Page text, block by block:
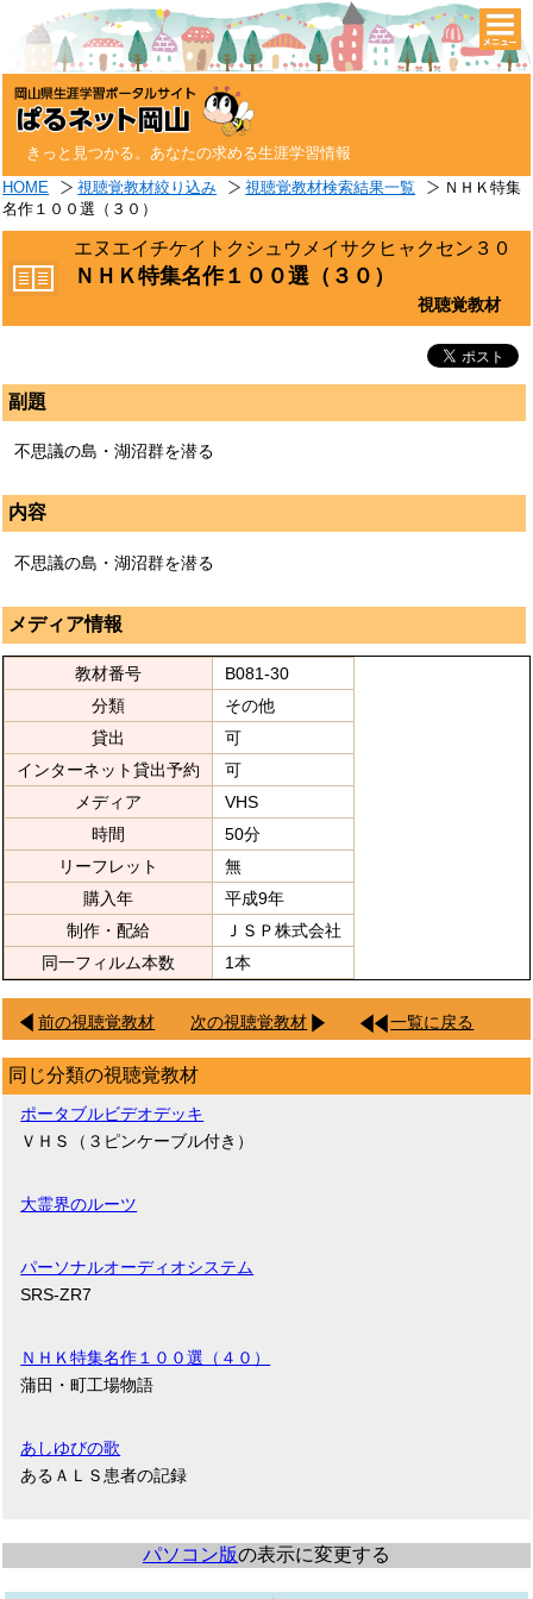
きっと見つかる。あなたの求める生涯学習情報
HOME 視聴覚教材絞り込み 視聴覚教材検索結果一覧
ＮＨＫ特集
名作１００選（３０）
エヌエイチケイトクシュウメイサクヒャクセン３０
ＮＨＫ特集名作１００選（３０）
視聴覚教材
副題
不思議の島・湖沼群を潜る
内容
不思議の島・湖沼群を潜る
メディア情報
教材番号
B081-30
分類
その他
貸出
可
インターネット貸出予約
可
メディア
VHS
時間
50分
リーフレット
無
購入年
平成9年
制作・配給
ＪＳＰ株式会社
同一フィルム本数
1本
前の視聴覚教材 次の視聴覚教材 一覧に戻る
同じ分類の視聴覚教材
ポータブルビデオデッキ
ＶＨＳ（３ピンケーブル付き）
大霊界のルーツ
パーソナルオーディオシステム
SRS-ZR7
ＮＨＫ特集名作１００選（４０）
蒲田・町工場物語
あしゆびの歌
あるＡＬＳ患者の記録
パソコン版の表示に変更する